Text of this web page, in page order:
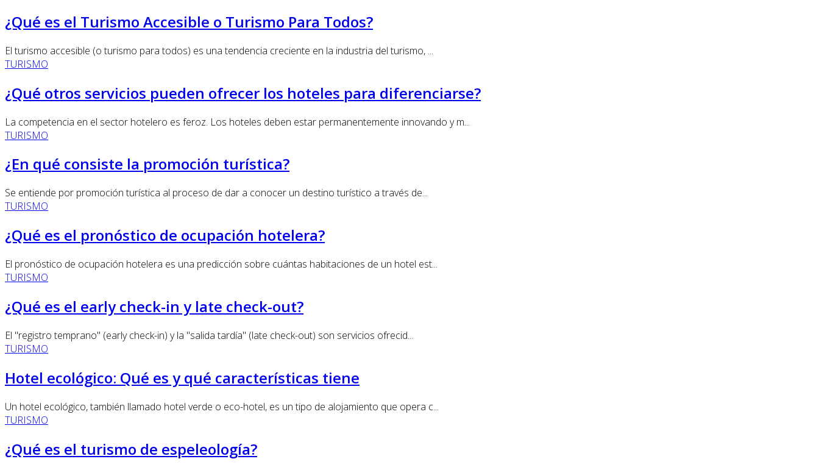
¿Qué es el Turismo Accesible o Turismo Para Todos?
El turismo accesible (o turismo para todos) es una tendencia creciente en la industria del turismo, ...
TURISMO
¿Qué otros servicios pueden ofrecer los hoteles para diferenciarse?
La competencia en el sector hotelero es feroz. Los hoteles deben estar permanentemente innovando y m...
TURISMO
¿En qué consiste la promoción turística?
Se entiende por promoción turística al proceso de dar a conocer un destino turístico a través de...
TURISMO
¿Qué es el pronóstico de ocupación hotelera?
El pronóstico de ocupación hotelera es una predicción sobre cuántas habitaciones de un hotel est...
TURISMO
¿Qué es el early check-in y late check-out?
El "registro temprano" (early check-in) y la "salida tardía" (late check-out) son servicios ofrecid...
TURISMO
Hotel ecológico: Qué es y qué características tiene
Un hotel ecológico, también llamado hotel verde o eco-hotel, es un tipo de alojamiento que opera c...
TURISMO
¿Qué es el turismo de espeleología?